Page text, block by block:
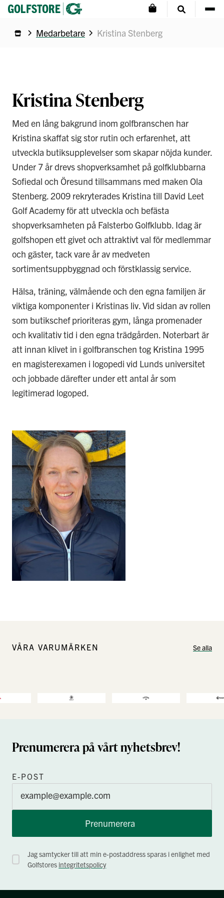
Medarbetare Kristina Stenberg
Kristina Stenberg
Med en lång bakgrund inom golfbranschen har
Kristina skaffat sig stor rutin och erfarenhet, att
utveckla butiksupplevelser som skapar nöjda kunder.
Under 7 år drevs shopverksamhet på golfklubbarna
Sofiedal och Öresund tillsammans med maken Ola
Stenberg. 2009 rekryterades Kristina till David Leet
Golf Academy för att utveckla och befästa
shopverksamheten på Falsterbo Golfklubb. Idag är
golfshopen ett givet och attraktivt val för medlemmar
och gäster, tack vare år av medveten
sortimentsuppbyggnad och förstklassig service.
Hälsa, träning, välmående och den egna familjen är
viktiga komponenter i Kristinas liv. Vid sidan av rollen
som butikschef prioriteras gym, långa promenader
och kvalitativ tid i den egna trädgården. Noterbart är
att innan klivet in i golfbranschen tog Kristina 1995
en magisterexamen i logopedi vid Lunds universitet
och jobbade därefter under ett antal år som
legitimerad logoped.
VÅRA VARUMÄRKEN Se alla
Prenumerera på vårt nyhetsbrev!
E-POST
Prenumerera
Jag samtycker till att min e-postaddress sparas i enlighet med
Golfstores integritetspolicy